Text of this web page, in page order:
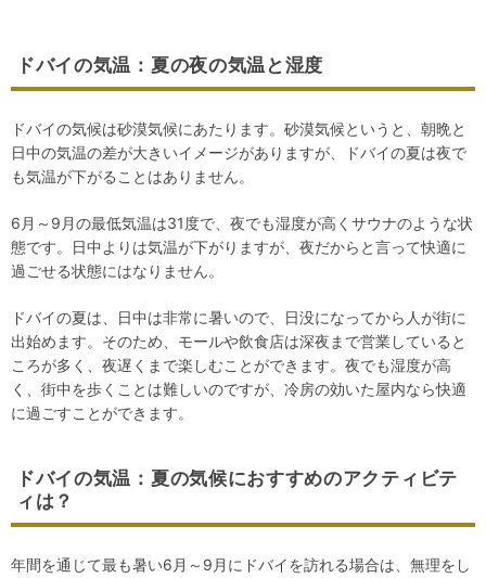
ドバイの気温：夏の夜の気温と湿度
ドバイの気候は砂漠気候にあたります。砂漠気候というと、朝晩と
日中の気温の差が大きいイメージがありますが、ドバイの夏は夜で
も気温が下がることはありません。
6月～9月の最低気温は31度で、夜でも湿度が高くサウナのような状
態です。日中よりは気温が下がりますが、夜だからと言って快適に
過ごせる状態にはなりません。
ドバイの夏は、日中は非常に暑いので、日没になってから人が街に
出始めます。そのため、モールや飲食店は深夜まで営業していると
ころが多く、夜遅くまで楽しむことができます。夜でも湿度が高
く、街中を歩くことは難しいのですが、冷房の効いた屋内なら快適
に過ごすことができます。
ドバイの気温：夏の気候におすすめのアクティビテ
ィは？
年間を通じて最も暑い6月～9月にドバイを訪れる場合は、無理をし